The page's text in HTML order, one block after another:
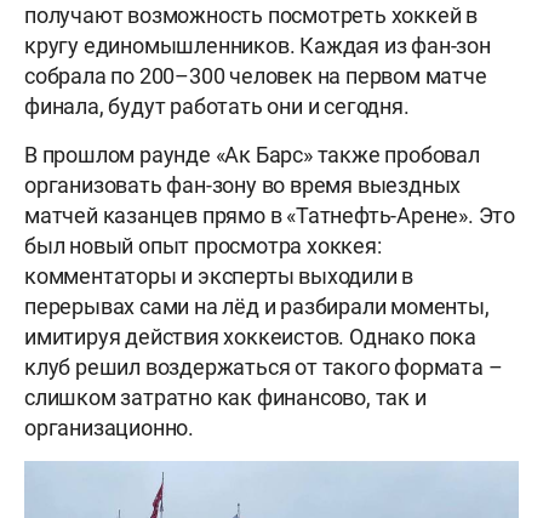
получают возможность посмотреть хоккей в
кругу единомышленников. Каждая из фан-зон
собрала по 200–300 человек на первом матче
финала, будут работать они и сегодня.
В прошлом раунде «Ак Барс» также пробовал
организовать фан-зону во время выездных
матчей казанцев прямо в «Татнефть-Арене». Это
был новый опыт просмотра хоккея:
комментаторы и эксперты выходили в
перерывах сами на лёд и разбирали моменты,
имитируя действия хоккеистов. Однако пока
клуб решил воздержаться от такого формата –
слишком затратно как финансово, так и
организационно.